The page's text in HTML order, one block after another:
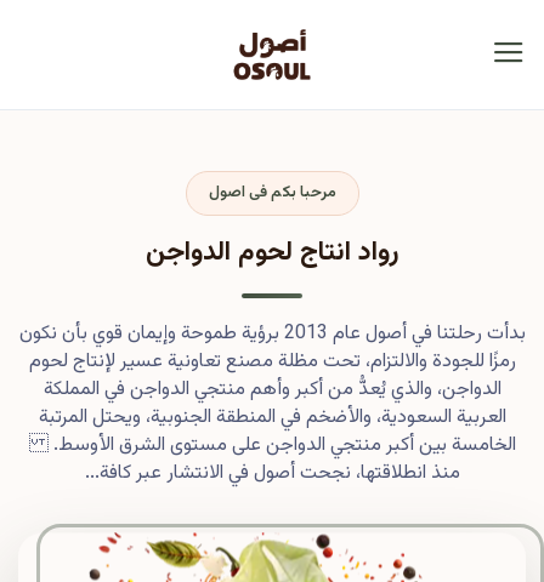
مرحبا بكم فى اصول
رواد انتاج لحوم الدواجن
بدأت رحلتنا في أصول عام 2013 برؤية طموحة وإيمان قوي بأن نكون
رمزًا للجودة والالتزام، تحت مظلة مصنع تعاونية عسير لإنتاج لحوم
الدواجن، والذي يُعدُّ من أكبر وأهم منتجي الدواجن في المملكة
العربية السعودية، والأضخم في المنطقة الجنوبية، ويحتل المرتبة
الخامسة بين أكبر منتجي الدواجن على مستوى الشرق الأوسط.
منذ انطلاقتها، نجحت أصول في الانتشار عبر كافة...